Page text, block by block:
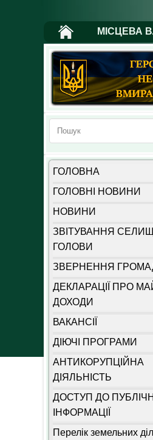
МІСЦЕВА
ГОЛОВНА
ГОЛОВНІ НОВИНИ
НОВИНИ
ЗВІТУВАННЯ
ГОЛОВИ
ЗВЕРНЕННЯ
ДЕКЛАРАЦІЇ ПРО
ДОХОДИ
ВАКАНСІЇ
ДІЮЧІ ПРОГРАМИ
АНТИКОРУПЦІЙНА
ДІЯЛЬНІСТЬ
ДОСТУП ДО
ІНФОРМАЦІЇ
Перелік земельних